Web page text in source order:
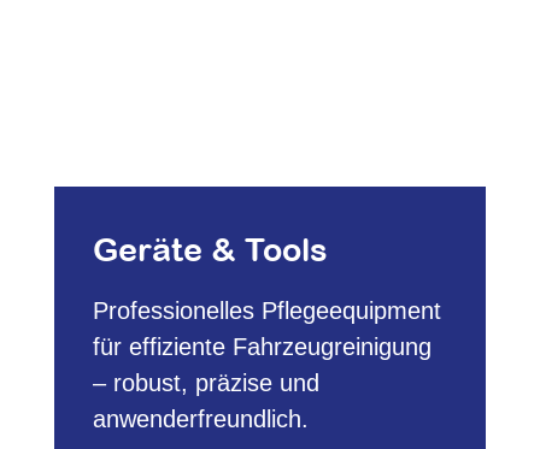
Geräte & Tools
Professionelles Pflegeequipment
für effiziente Fahrzeugreinigung
– robust, präzise und
anwenderfreundlich.